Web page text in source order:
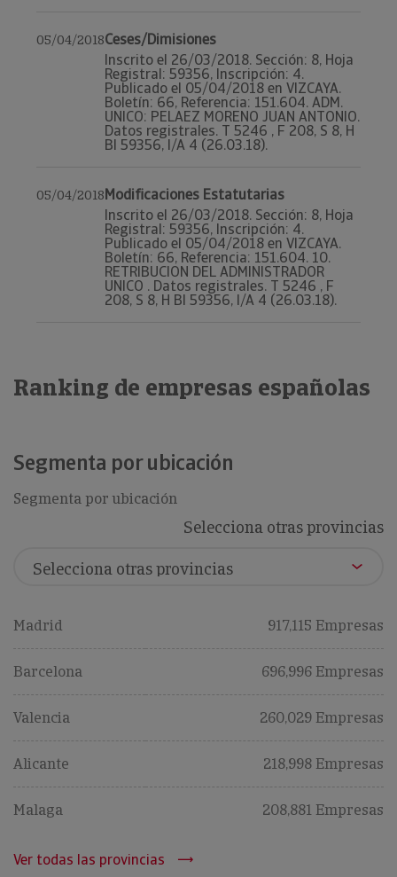
05/04/2018Ceses/Dimisiones
Inscrito el 26/03/2018. Sección: 8, Hoja
Registral: 59356, Inscripción: 4.
Publicado el 05/04/2018 en VIZCAYA.
Boletín: 66, Referencia: 151.604. ADM.
UNICO: PELAEZ MORENO JUAN ANTONIO.
Datos registrales. T 5246 , F 208, S 8, H
BI 59356, I/A 4 (26.03.18).
05/04/2018Modificaciones Estatutarias
Inscrito el 26/03/2018. Sección: 8, Hoja
Registral: 59356, Inscripción: 4.
Publicado el 05/04/2018 en VIZCAYA.
Boletín: 66, Referencia: 151.604. 10.
RETRIBUCION DEL ADMINISTRADOR
UNICO . Datos registrales. T 5246 , F
208, S 8, H BI 59356, I/A 4 (26.03.18).
Ranking de empresas españolas
Segmenta por ubicación
Segmenta por ubicación
Selecciona otras provincias
Madrid 917,115 Empresas
Barcelona 696,996 Empresas
Valencia 260,029 Empresas
Alicante 218,998 Empresas
Malaga 208,881 Empresas
Ver todas las provincias